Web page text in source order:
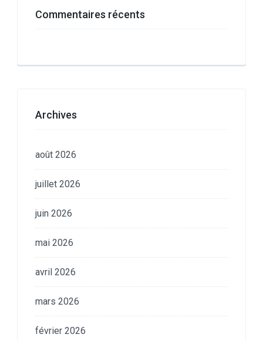
Commentaires récents
Archives
août 2026
juillet 2026
juin 2026
mai 2026
avril 2026
mars 2026
février 2026